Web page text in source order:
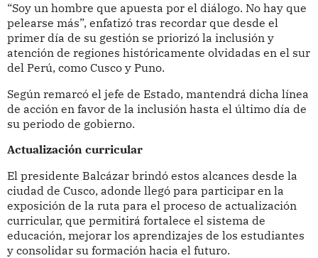
“Soy un hombre que apuesta por el diálogo. No hay que
pelearse más”, enfatizó tras recordar que desde el
primer día de su gestión se priorizó la inclusión y
atención de regiones históricamente olvidadas en el sur
del Perú, como Cusco y Puno.
Según remarcó el jefe de Estado, mantendrá dicha línea
de acción en favor de la inclusión hasta el último día de
su periodo de gobierno.
Actualización curricular
El presidente Balcázar brindó estos alcances desde la
ciudad de Cusco, adonde llegó para participar en la
exposición de la ruta para el proceso de actualización
curricular, que permitirá fortalece el sistema de
educación, mejorar los aprendizajes de los estudiantes
y consolidar su formación hacia el futuro.